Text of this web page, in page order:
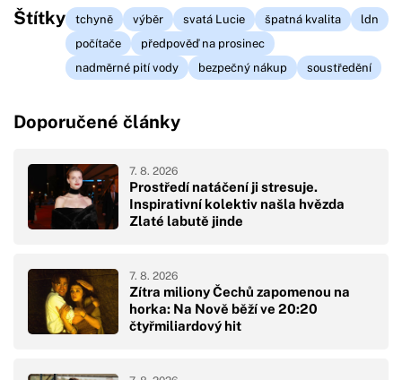
Štítky tchyně výběr svatá Lucie špatná kvalita
ldn
počítače
předpověď na prosinec
nadměrné pití vody
bezpečný nákup soustředění
Doporučené články
Prostředí natáčení ji stresuje.
Inspirativní kolektiv našla hvězda
Zlaté labutě jinde
7. 8. 2026
Zítra miliony Čechů zapomenou na
horka: Na Nově běží ve 20:20
čtyřmiliardový hit
7. 8. 2026